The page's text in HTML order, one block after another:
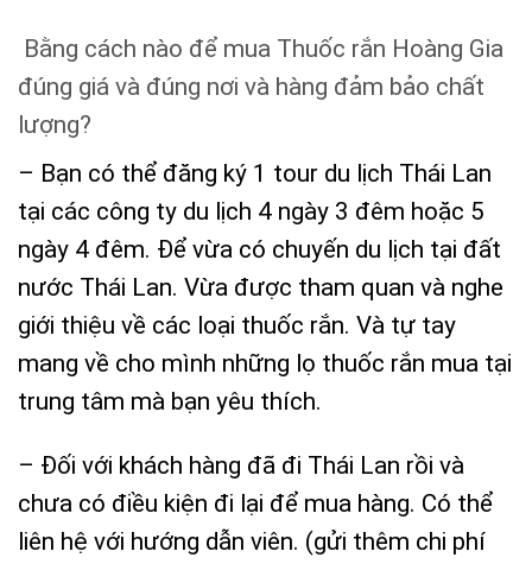
Bằng cách nào để mua Thuốc rắn Hoàng Gia
đúng giá và đúng nơi và hàng đảm bảo chất
lượng?
– Bạn có thể đăng ký 1 tour du lịch Thái Lan
tại các công ty du lịch 4 ngày 3 đêm hoặc 5
ngày 4 đêm. Để vừa có chuyến du lịch tại đất
nước Thái Lan. Vừa được tham quan và nghe
giới thiệu về các loại thuốc rắn. Và tự tay
mang về cho mình những lọ thuốc rắn mua tại
trung tâm mà bạn yêu thích.
– Đối với khách hàng đã đi Thái Lan rồi và
chưa có điều kiện đi lại để mua hàng. Có thể
liên hệ với hướng dẫn viên. (gửi thêm chi phí